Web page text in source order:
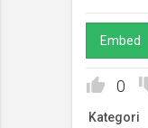
Embed
0
Kategori